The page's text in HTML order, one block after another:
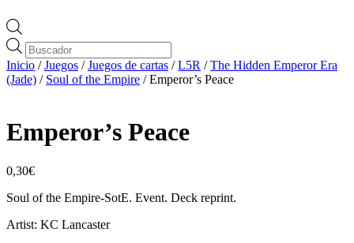
Búsqueda
de
productos
Inicio /Juegos /Juegos de cartas /L5R /The Hidden Emperor Era
(Jade) / Soul of the Empire / Emperor’s Peace
Emperor’s Peace
0,30€
Soul of the Empire-SotE. Event. Deck reprint.
Artist: KC Lancaster